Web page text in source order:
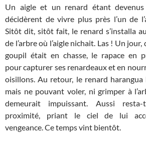
Un aigle et un renard étant devenus
décidèrent de vivre plus près l’un de
Sitôt dit, sitôt fait, le renard s’installa
de l’arbre où l’aigle nichait. Las ! Un jour,
goupil était en chasse, le rapace en
pour capturer ses renardeaux et en
oisillons. Au retour, le renard harangua
mais ne pouvant voler, ni grimper à
demeurait impuissant. Aussi
proximité, priant le ciel de lui
vengeance. Ce temps vint bientôt.